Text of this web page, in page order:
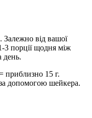
від вашої
3 порції щодня між
день.
приблизно 15 г.
допомогою шейкера.